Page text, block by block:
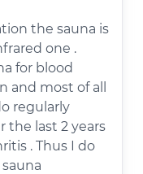
the sauna is
one .
for blood
and most of all
regularly
the last 2 years
. Thus I do